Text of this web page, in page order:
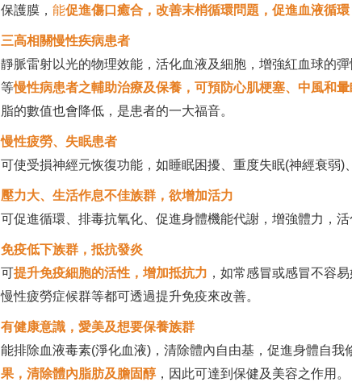
保護膜，能促進傷口癒合，改善末梢循環問題，促進血液循環
三高相關慢性疾病患者
靜脈雷射以光的物理效能，活化血液及細胞，增強紅血球的
等慢性病患者之輔助治療及保養，可預防心肌梗塞、中風和
脂的數值也會降低，是患者的一大福音。
慢性疲勞、失眠患者
可使受損神經元恢復功能，如睡眠困擾、重度失眠(神經衰弱
壓力大、生活作息不佳族群，欲增加活力
可促進循環、排毒抗氧化、促進身體機能代謝，增強體力，活
免疫低下族群，抵抗發炎
可提升免疫細胞的活性，增加抵抗力 ，如常感冒或感冒不容
慢性疲勞症候群等都可透過提升免疫來改善。
有健康意識，愛美及想要保養族群
能排除血液毒素(淨化血液)，清除體內自由基，促進身體自我
果，清除體內脂肪及膽固醇，因此可達到保健及美容之作用。